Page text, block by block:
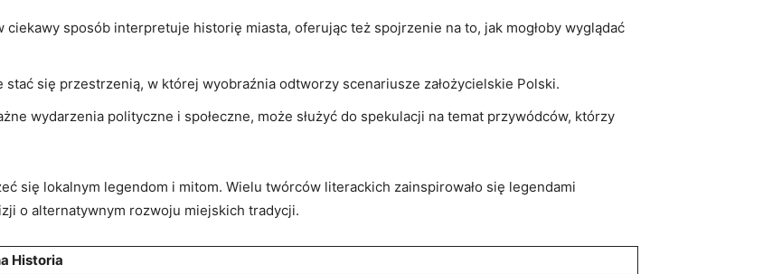
ciekawy sposób interpretuje historię miasta, oferując też spojrzenie na to, jak mogłoby wyglądać
stać się przestrzenią, w której wyobraźnia odtworzy scenariusze założycielskie Polski.
wydarzenia polityczne i społeczne, może służyć do spekulacji na temat przywódców, którzy
się lokalnym legendom i mitom. Wielu twórców literackich zainspirowało się legendami
o alternatywnym rozwoju miejskich tradycji.
Historia